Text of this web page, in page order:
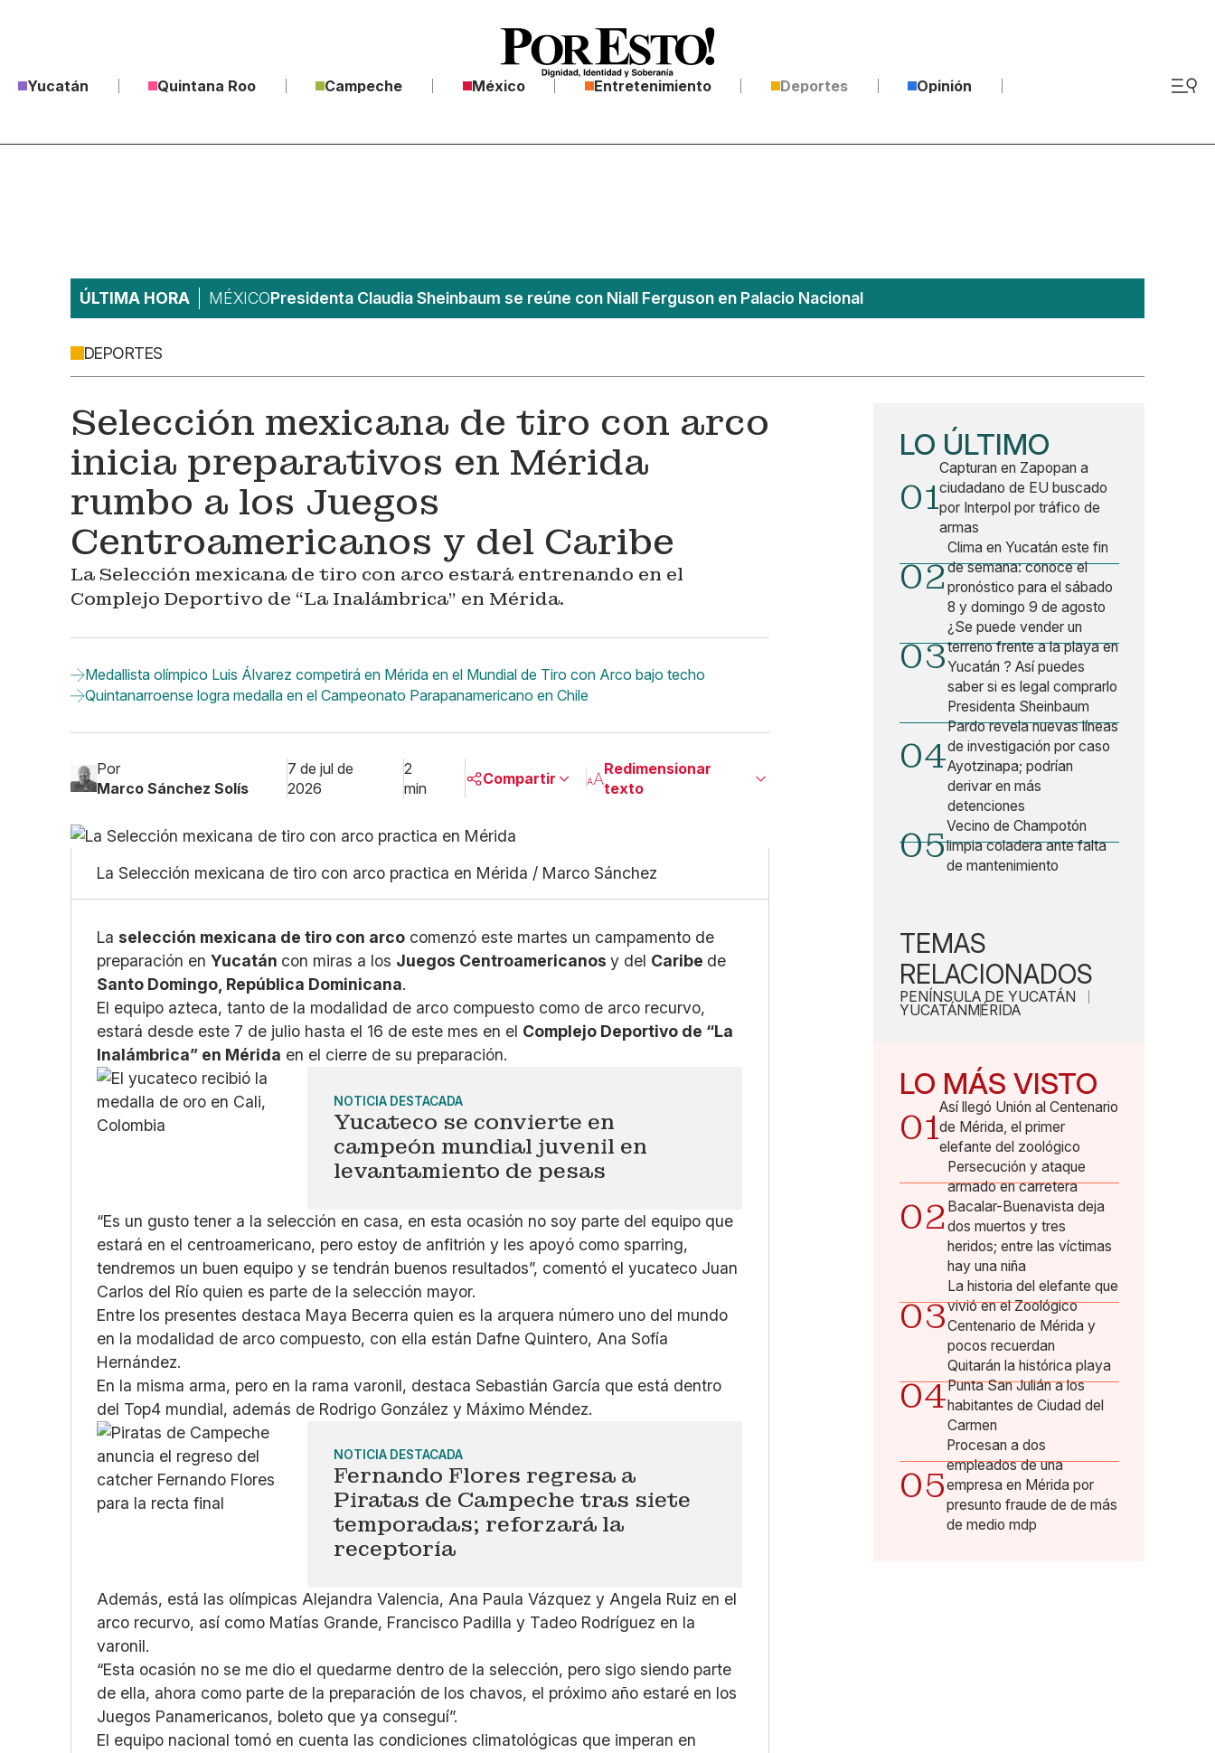
Yucatán Quintana Roo Campeche México Entretenimiento Deportes Opinión
ÚLTIMA HORA MÉXICOPresidenta Claudia Sheinbaum se reúne con Niall Ferguson en Palacio Nacional
DEPORTES
Selección mexicana de tiro con arco
inicia preparativos en Mérida
rumbo a los Juegos
Centroamericanos y del Caribe
La Selección mexicana de tiro con arco estará entrenando en el
Complejo Deportivo de “La Inalámbrica” en Mérida.
Medallista olímpico Luis Álvarez competirá en Mérida en el Mundial de Tiro con Arco bajo techo
Quintanarroense logra medalla en el Campeonato Parapanamericano en Chile
Por
Marco Sánchez Solís
7 de jul de
2026
2
min
Compartir
Linkedin
X
Whatsapp
Redimensionar
texto
Grande
La Selección mexicana de tiro con arco practica en Mérida / Marco Sánchez
La selección mexicana de tiro con arco comenzó este martes un campamento de
preparación enYucatán con miras a los Juegos Centroamericanosy del Caribe de
Santo Domingo, República Dominicana.
El equipo azteca, tanto de la modalidad de arco compuesto como de arco recurvo,
estará desde este 7 de julio hasta el 16 de este mes en el Complejo Deportivo de “La
Inalámbrica” en Mérida en el cierre de su preparación.
NOTICIA DESTACADA
Yucateco se convierte en
campeón mundial juvenil en
levantamiento de pesas
“Es un gusto tener a la selección en casa, en esta ocasión no soy parte del equipo que
estará en el centroamericano, pero estoy de anfitrión y les apoyó como sparring,
tendremos un buen equipo y se tendrán buenos resultados”, comentó el yucateco Juan
Carlos del Río quien es parte de la selección mayor.
Entre los presentes destaca Maya Becerra quien es la arquera número uno del mundo
en la modalidad de arco compuesto, con ella están Dafne Quintero, Ana Sofía
Hernández.
En la misma arma, pero en la rama varonil, destaca Sebastián García que está dentro
del Top4 mundial, además de Rodrigo González y Máximo Méndez.
NOTICIA DESTACADA
Fernando Flores regresa a
Piratas de Campeche tras siete
temporadas; reforzará la
receptoría
Además, está las olímpicas Alejandra Valencia, Ana Paula Vázquez y Angela Ruiz en el
arco recurvo, así como Matías Grande, Francisco Padilla y Tadeo Rodríguez en la
varonil.
“Esta ocasión no se me dio el quedarme dentro de la selección, pero sigo siendo parte
de ella, ahora como parte de la preparación de los chavos, el próximo año estaré en los
Juegos Panamericanos, boleto que ya conseguí”.
El equipo nacional tomó en cuenta las condiciones climatológicas que imperan en
LO ÚLTIMO
01
Capturan en Zapopan a
ciudadano de EU buscado
por Interpol por tráfico de
armas
02
Clima en Yucatán este fin
de semana: conoce el
pronóstico para el sábado
8 y domingo 9 de agosto
03
¿Se puede vender un
terreno frente a la playa en
Yucatán ? Así puedes
saber si es legal comprarlo
04
Presidenta Sheinbaum
Pardo revela nuevas líneas
de investigación por caso
Ayotzinapa; podrían
derivar en más
detenciones
05Vecino de Champotón
limpia coladera ante falta
de mantenimiento
TEMAS
RELACIONADOS
PENÍNSULA DE YUCATÁN
YUCATÁNMÉRIDA
LO MÁS VISTO
01Así llegó Unión al Centenario
de Mérida, el primer
elefante del zoológico
02
Persecución y ataque
armado en carretera
Bacalar-Buenavista deja
dos muertos y tres
heridos; entre las víctimas
hay una niña
03
La historia del elefante que
vivió en el Zoológico
Centenario de Mérida y
pocos recuerdan
04
Quitarán la histórica playa
Punta San Julián a los
habitantes de Ciudad del
Carmen
05
Procesan a dos
empleados de una
empresa en Mérida por
presunto fraude de de más
de medio mdp